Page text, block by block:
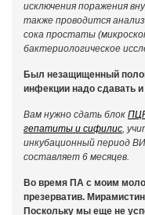
исключения поражения
также проводится
сока простаты
бактериологическое
Был незащищенный
инфекции надо сдавать и
Вам нужно сдать блок
гепатиты и сифилис,
инкубационный период
составляет 6 месяцев.
Во время ПА с моим
презерватив.
Поскольку мы еще не